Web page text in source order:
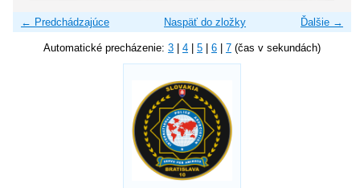
← Predchádzajúce Ďalšie →
Naspäť do zložky
Automatické precházenie: 3 4 5 6 7 (čas v sekundách)